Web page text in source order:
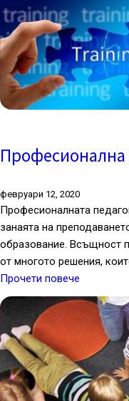
Професионална
февруари 12, 2020
Професионалната
занаята на
образование. Всъщност
от многото решения,
Прочети повече